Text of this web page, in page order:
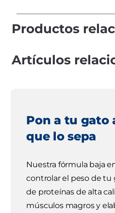
Productos
Artículos
Pon a tu gato
que lo sepa
Nuestra fórmula baja
controlar el peso de tu
de proteínas de alta
músculos magros y